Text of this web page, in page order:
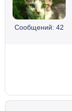
Сообщений: 42